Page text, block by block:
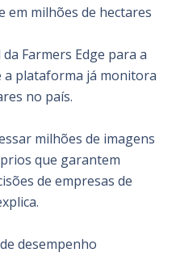
milhões de hectares
Farmers Edge para a
a plataforma já monitora
no país.
milhões de imagens
que garantem
de empresas de
desempenho